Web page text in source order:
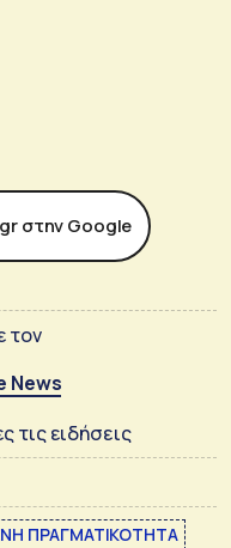
στην Google
τον
News
τις ειδήσεις
ΠΡΑΓΜΑΤΙΚΟΤΗΤΑ